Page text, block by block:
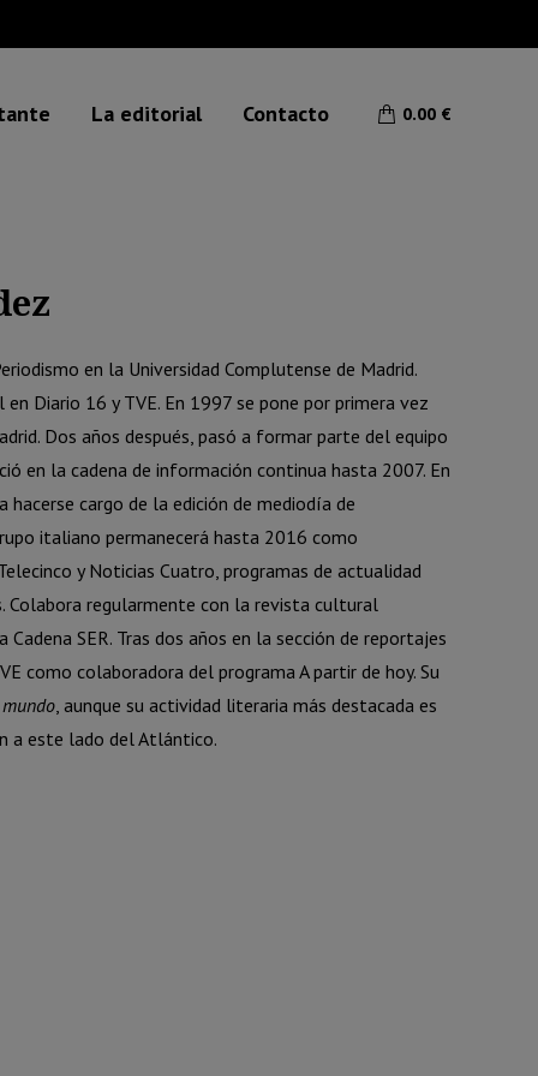
La editorial Contacto 0.00 €
en la Universidad Complutense de Madrid.
Diario 16 y TVE. En 1997 se pone por primera vez
Dos años después, pasó a formar parte del equipo
en la cadena de información continua hasta 2007. En
hacerse cargo de la edición de mediodía de
italiano permanecerá hasta 2016 como
y Noticias Cuatro, programas de actualidad
Colabora regularmente con la revista cultural
SER. Tras dos años en la sección de reportajes
como colaboradora del programa A partir de hoy. Su
, aunque su actividad literaria más destacada es
a este lado del Atlántico.